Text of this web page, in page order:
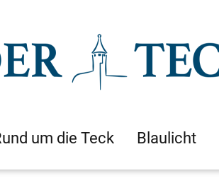
um die Teck Blaulicht